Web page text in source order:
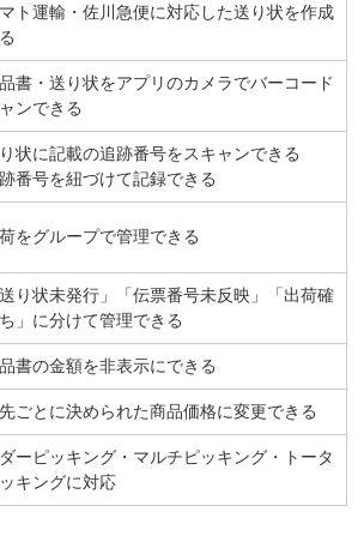
マト運輸・佐川急便に対応した送り状を作成
品書・送り状をアプリのカメラでバーコード
ンできる
り状に記載の追跡番号をスキャンできる
跡番号を紐づけて記録できる
荷をグループで管理できる
送り状未発行」「伝票番号未反映」「出荷確
」に分けて管理できる
品書の金額を非表示にできる
先ごとに決められた商品価格に変更できる
ーピッキング・マルチピッキング・トータ
キングに対応